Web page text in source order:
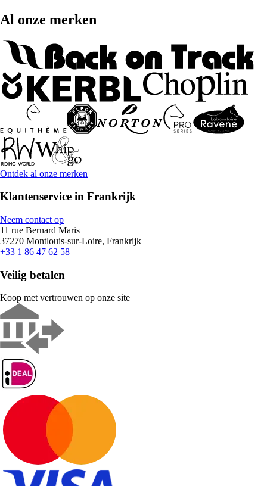
Al onze merken
Ontdek al onze merken
Klantenservice in Frankrijk
Neem contact op
11 rue Bernard Maris
37270 Montlouis-sur-Loire, Frankrijk
+33 1 86 47 62 58
Veilig betalen
Koop met vertrouwen op onze site